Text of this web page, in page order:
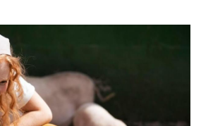
porcilor, semnificaţia pe care o
dar şi alte detalii necesare.